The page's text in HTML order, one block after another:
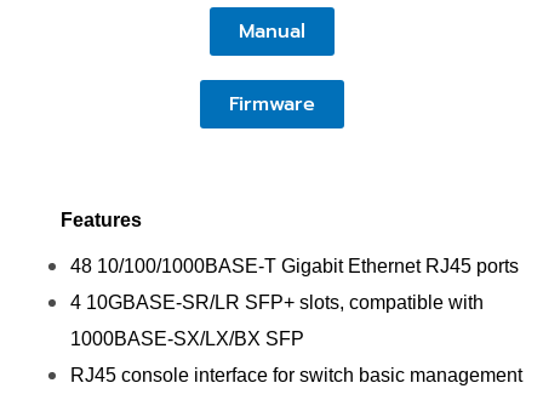
Manual
Firmware
Features
48 10/100/1000BASE-T Gigabit Ethernet RJ45 ports
4 10GBASE-SR/LR SFP+ slots, compatible with
1000BASE-SX/LX/BX SFP
RJ45 console interface for switch basic management